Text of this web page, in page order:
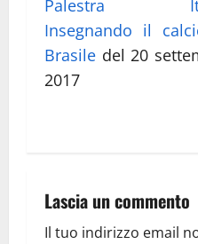
Palestra
Insegnando il
Brasile del 20
2017
Lascia un commento
Il tuo indirizzo email